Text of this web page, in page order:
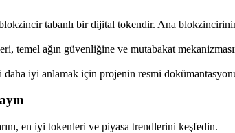
tabanlı bir dijital tokendir. Ana blokzincirinin
ağın güvenliğine ve mutabakat
daha iyi anlamak için projenin resmi
en iyi tokenleri ve piyasa trendlerini keşfedin.